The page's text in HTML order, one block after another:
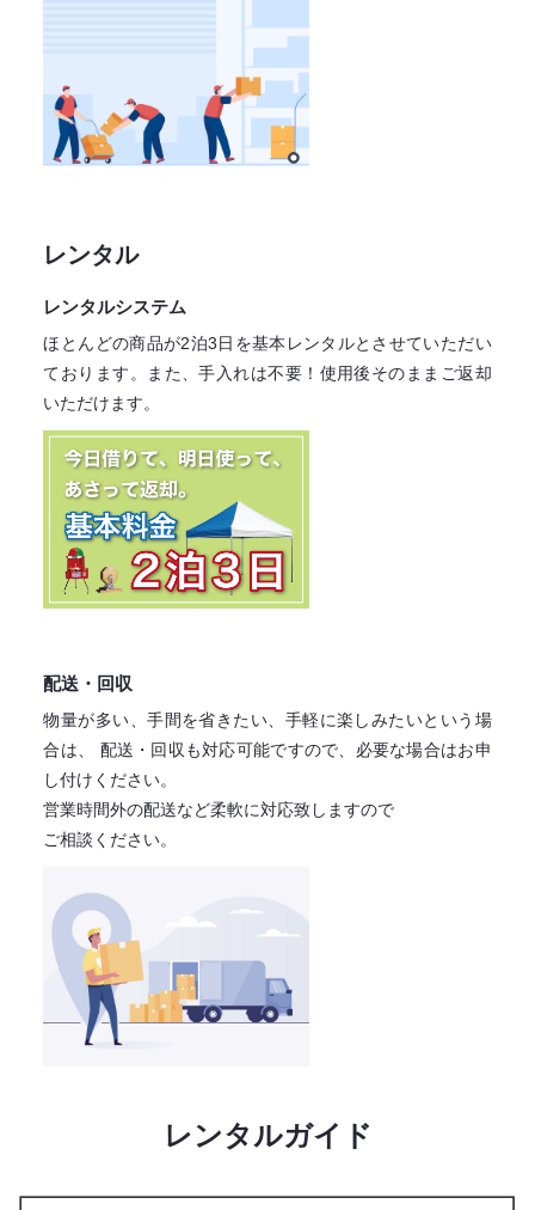
レンタル
レンタルシステム
ほとんどの商品が2泊3日を基本レンタルとさせていただい
ております。
また、手入れは不要！ 使用後そのままご返却
いただけます。
配送・回収
物量が多い、手間を省きたい、手軽に楽しみたいという場
合は、
配送・回収も対応可能ですので、必要な場合はお申
し付けください。
営業時間外の配送など柔軟に対応致しますので
ご相談ください。
レンタルガイド